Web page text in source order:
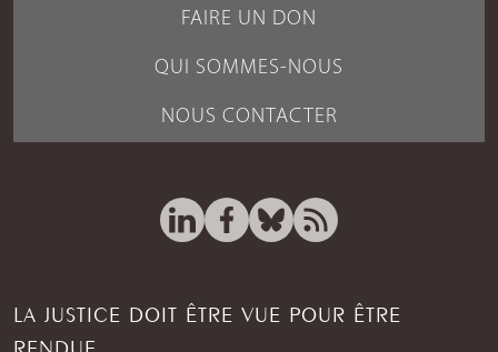
FAIRE UN DON
QUI SOMMES-NOUS
NOUS CONTACTER
LA JUSTICE DOIT ÊTRE VUE POUR ÊTRE
RENDUE